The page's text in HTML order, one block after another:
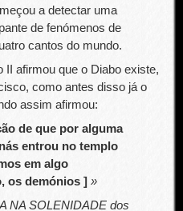
a detectar uma
de fenómenos de
cantos do mundo.
II afirmou que o Diabo existe,
como antes disso já o
assim afirmou:
de que por alguma
entrou no templo
em algo
os demónios ]»
NA SOLENIDADE dos